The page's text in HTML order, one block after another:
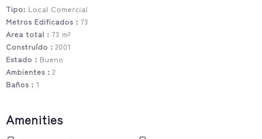
Tipo: Local Comercial
Metros Edificados : 73
Area total : 73 m²
Construído : 2001
Estado : Bueno
Ambientes : 2
Baños : 1
Amenities